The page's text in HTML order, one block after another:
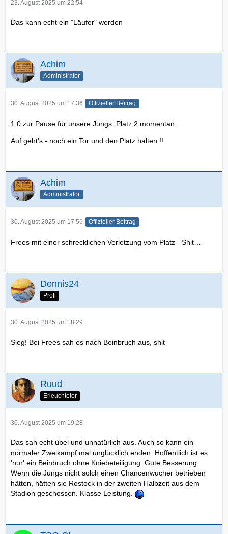
23. August 2025 um 22:54
Das kann echt ein "Läufer" werden
Achim
Administrator
30. August 2025 um 17:36 Offizieller Beitrag
1:0 zur Pause für unsere Jungs. Platz 2 momentan,
Auf geht’s - noch ein Tor und den Platz halten !!
Achim
Administrator
30. August 2025 um 17:56 Offizieller Beitrag
Frees mit einer schrecklichen Verletzung vom Platz - Shit…
Dennis24
Profi
30. August 2025 um 18:29
Sieg! Bei Frees sah es nach Beinbruch aus, shit
Ruud
Erleuchteter
30. August 2025 um 19:28
Das sah echt übel und unnatürlich aus. Auch so kann ein
normaler Zweikampf mal unglücklich enden. Hoffentlich ist es
'nur' ein Beinbruch ohne Kniebeteiligung. Gute Besserung.
Wenn die Jungs nicht solch einen Chancenwucher betrieben
hätten, hätten sie Rostock in der zweiten Halbzeit aus dem
Stadion geschossen. Klasse Leistung.